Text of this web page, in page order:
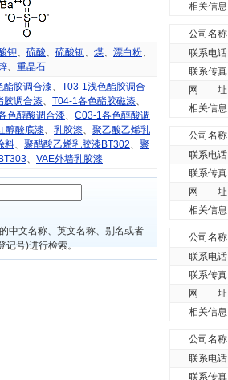
钾、 硫酸、 硫酸钡、 煤、 漂白粉、
、 重晶石
酯胶调合漆、 T03-1浅色酯胶调合
胶调合漆、 T04-1各色酯胶磁漆、
色醇酸调合漆、 C03-1各色醇酸调
醇酸底漆、 乳胶漆、 聚乙酸乙烯乳
料、 聚醋酸乙烯乳胶漆BT302、 聚
、 VAE外墙乳胶漆
中文名称、英文名称、别名或者
号)进行检索。
相关信息
公司名称
联系电话
联系传真
网 址
相关信息
公司名称
联系电话
联系传真
网 址
相关信息
公司名称
联系电话
联系传真
网 址
相关信息
公司名称
联系电话
联系传真